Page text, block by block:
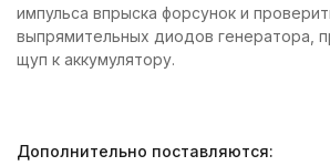
импульса впрыска форсунок и
выпрямительных диодов генератора,
щуп к аккумулятору.
Дополнительно поставляются: